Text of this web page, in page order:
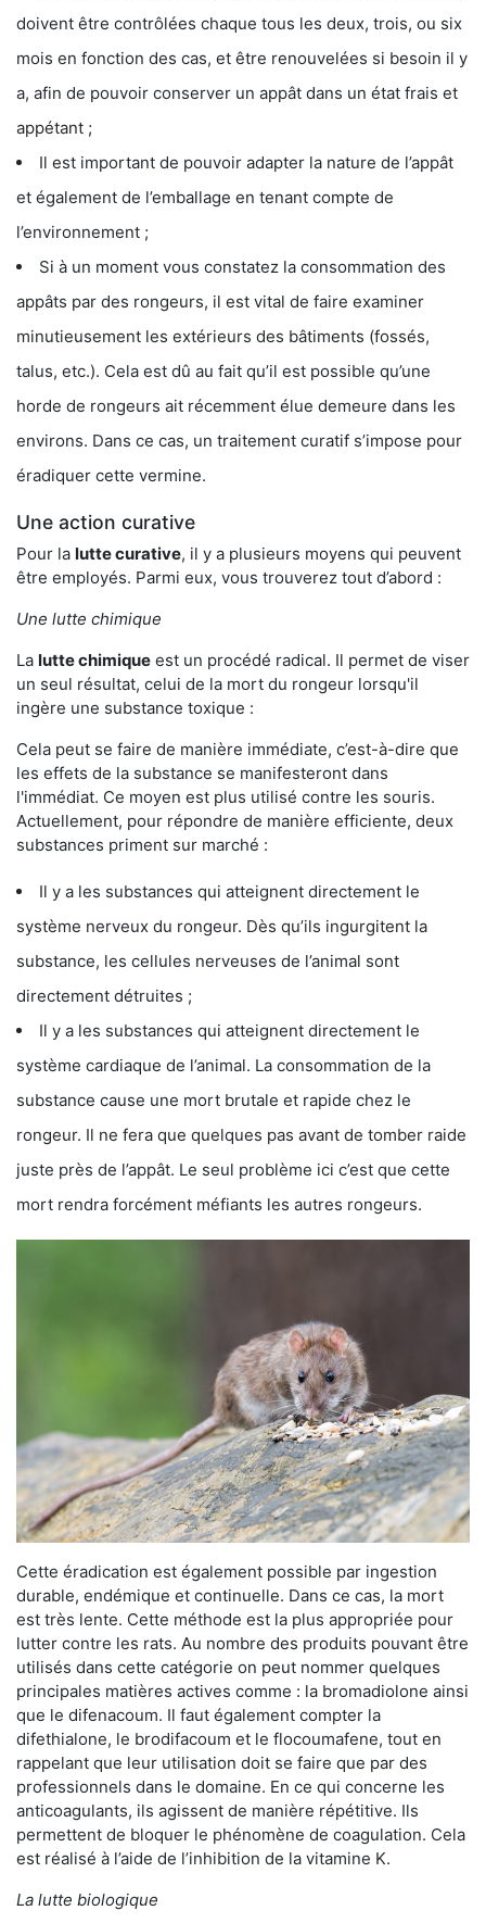
doivent être contrôlées chaque tous les deux, trois, ou six
mois en fonction des cas, et être renouvelées si besoin il y
a, afin de pouvoir conserver un appât dans un état frais et
appétant ;
Il est important de pouvoir adapter la nature de l’appât
et également de l’emballage en tenant compte de
l’environnement ;
Si à un moment vous constatez la consommation des
appâts par des rongeurs, il est vital de faire examiner
minutieusement les extérieurs des bâtiments (fossés,
talus, etc.). Cela est dû au fait qu’il est possible qu’une
horde de rongeurs ait récemment élue demeure dans les
environs. Dans ce cas, un traitement curatif s’impose pour
éradiquer cette vermine.
Une action curative
Pour la lutte curative, il y a plusieurs moyens qui peuvent
être employés. Parmi eux, vous trouverez tout d’abord :
Une lutte chimique
La lutte chimique est un procédé radical. Il permet de viser
un seul résultat, celui de la mort du rongeur lorsqu'il
ingère une substance toxique :
Cela peut se faire de manière immédiate, c’est-à-dire que
les effets de la substance se manifesteront dans
l'immédiat. Ce moyen est plus utilisé contre les souris.
Actuellement, pour répondre de manière efficiente, deux
substances priment sur marché :
Il y a les substances qui atteignent directement le
système nerveux du rongeur. Dès qu’ils ingurgitent la
substance, les cellules nerveuses de l’animal sont
directement détruites ;
Il y a les substances qui atteignent directement le
système cardiaque de l’animal. La consommation de la
substance cause une mort brutale et rapide chez le
rongeur. Il ne fera que quelques pas avant de tomber raide
juste près de l’appât. Le seul problème ici c’est que cette
mort rendra forcément méfiants les autres rongeurs.
Cette éradication est également possible par ingestion
durable, endémique et continuelle. Dans ce cas, la mort
est très lente. Cette méthode est la plus appropriée pour
lutter contre les rats. Au nombre des produits pouvant être
utilisés dans cette catégorie on peut nommer quelques
principales matières actives comme : la bromadiolone ainsi
que le difenacoum. Il faut également compter la
difethialone, le brodifacoum et le flocoumafene, tout en
rappelant que leur utilisation doit se faire que par des
professionnels dans le domaine. En ce qui concerne les
anticoagulants, ils agissent de manière répétitive. Ils
permettent de bloquer le phénomène de coagulation. Cela
est réalisé à l’aide de l’inhibition de la vitamine K.
La lutte biologique